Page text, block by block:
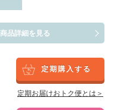
商品詳細を見る
定期購入する
定期お届けおトク便とは＞